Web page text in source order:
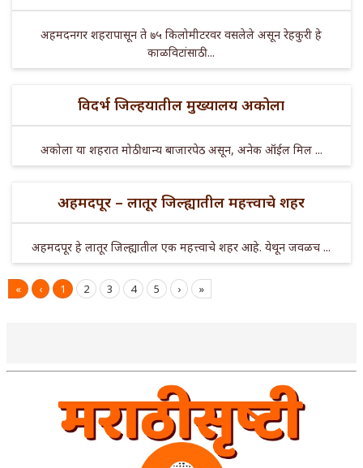
अहमदनगर शहरापासून ते ७५ किलोमीटरवर वसलेले असून रेहकुरी हे
काळविटांसाठी ...
विदर्भ जिल्हयातील मुख्यालय अकोला
अकोला या शहरात मोठी धान्य बाजारपेठ असून, अनेक ऑईल मिल ...
अहमदपूर – लातूर जिल्ह्यातील महत्त्वाचे शहर
अहमदपूर हे लातूर जिल्ह्यातील एक महत्त्वाचे शहर आहे. येथून जवळच ...
« ‹ 1 2 3 4 5 › »